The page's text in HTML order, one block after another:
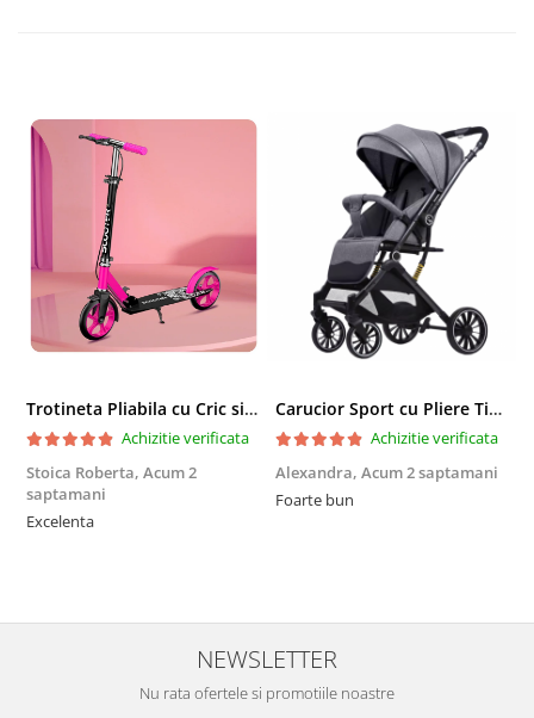
Trotineta Pliabila cu Cric si Maner Reglabil
Achizitie verificata
Stoica Roberta, Acum 2
saptamani
Excelenta
Carucior Sport cu Pliere Tip Troller si Maner Reversibil - Gri
Achizitie verificata
Alexandra, Acum 2 saptamani
Foarte bun
NEWSLETTER
Nu rata ofertele si promotiile noastre